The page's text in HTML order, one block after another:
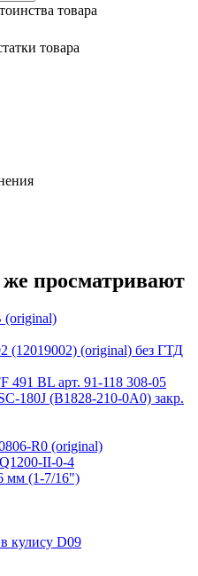
товара
товара
просматривают
(original)
(12019002) (original) без ГТД
BL арт. 91-118 308-05
180J (B1828-210-0A0) закр.
R0 (original)
II-0-4
мм (1-7/16")
кулису D09